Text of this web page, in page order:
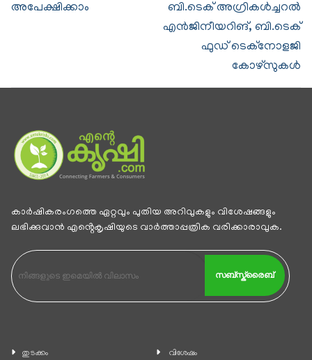
അപേക്ഷിക്കാം
ബി.ടെക് അഗ്രികള്‍ച്ചറല്‍
എന്‍ജിനീയറിങ്, ബി.ടെക്
ഫുഡ് ടെക്നോളജി
കോഴ്സുകള്‍
കാര്‍ഷികരംഗത്തെ ഏറ്റവും പുതിയ അറിവുകളും വിശേഷങ്ങളും
ലഭിക്കുവാന്‍ എൻ്റെകൃഷിയുടെ വാര്‍ത്താപ്പത്രിക വരിക്കാരാവുക.
സബ്സ്ക്രൈബ്
തുടക്കം വിശേഷം